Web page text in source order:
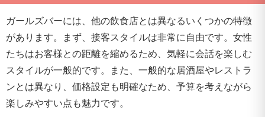
ガールズバーには、他の飲食店とは異なるいくつかの特徴
があります。まず、接客スタイルは非常に自由です。女性
たちはお客様との距離を縮めるため、気軽に会話を楽しむ
スタイルが一般的です。また、一般的な居酒屋やレストラ
ンとは異なり、価格設定も明確なため、予算を考えながら
楽しみやすい点も魅力です。